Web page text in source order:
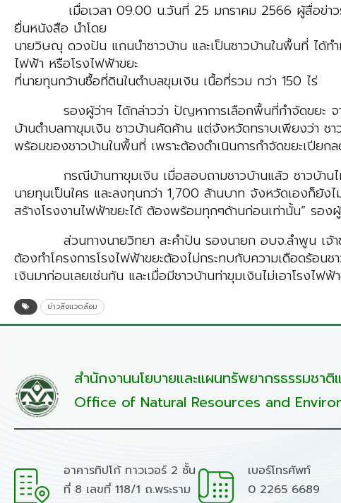
เมื่อเวลา 09.00 น.วันที่ 25 มกราคม 2566 ผู้สื่อข่าวราย
ยื่นหนังสือ นำโดย
นายวิษณุ ดวงปัน แกนนำชาวบ้าน และเป็นชาวบ้านในพื้นที่ ได้ท
ไฟฟ้า หรือโรงไฟฟ้าขยะ
ที่นายทุนกว้านซื้อที่ดินในตำบลขุมเงิน เนื้อที่รวม กว่า 150 ไร่
รองผู้ว่าฯ ได้กล่าวว่า ปัญหาการเลือกพื้นที่กำจัดขยะ จากที่
บ้านตำบลทาขุมเงิน ชาวบ้านคัดค้าน แต่จังหวัดทราบเพียงว่า ช
พร้อมของชาวบ้านในพื้นที่ เพราะต้องดำเนินการกำจัดขยะเปีย
กรณีบ้านทาขุมเงิน เมื่อสอบถามชาวบ้านแล้ว ชาวบ้านไม่เ
นายทุนเป็นใคร และลงทุนกว่า 1,700 ล้านบาท จังหวัดเองก็ยัง
สร้างโรงงานไฟฟ้าขยะได้ ต้องพร้อมทุกๆด้านก่อนเท่านั้น” รอง
ส่วนทางนายวิทยา สะคำปัน รองนายก อบจ.ลำพูน เจ้าขอ
ต้องทำโครงการโรงไฟฟ้าขยะต้องไม่กระทบกับความเดือดร้อ
เงินมาก่อนเลยเช่นกัน และเมื่อมีชาวบ้านท่าขุมเงินไม่เอาโรงไฟฟ้
ข่าวสิ่งแวดล้อม
สำนักงานนโยบายและแผนทรัพยากรธรรมชา
Office of Natural Resources and
อาคารทิปโก้ ทาวเวอร์ 2 ชั้น
ที่ 8 เลขที่ 118/1 ถ.พระราม
เบอร์โทรศัพท์
0 2265 6689